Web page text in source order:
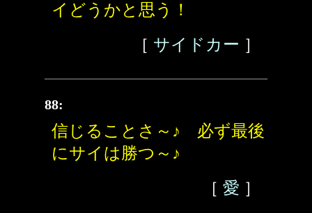
イどうかと思う！
［ サイドカー ］
88:
信じることさ～♪ 必ず最後
にサイは勝つ～♪
［ 愛 ］